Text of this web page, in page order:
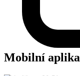
Mobilní